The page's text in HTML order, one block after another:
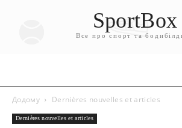
SportBox
Все про спорт та
Додому Dernières nouvelles et articles
Dernières nouvelles et articles